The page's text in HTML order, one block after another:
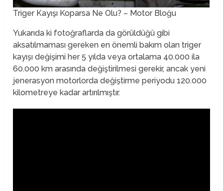
Triger Kayışı Koparsa Ne Olu? – Motor Bloğu
Yukarıda ki fotoğraflarda da görüldüğü gibi
aksatılmaması gereken en önemli bakım olan triger
kayışı değişimi her 5 yılda veya ortalama 40.000 ila
60.000 km arasında değiştirilmesi gerekir, ancak yeni
jenerasyon motorlorda değiştirme periyodu 120.000
kilometreye kadar artırılmıştır.